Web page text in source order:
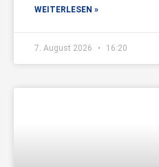
WEITERLESEN »
7. August 2026 16:20